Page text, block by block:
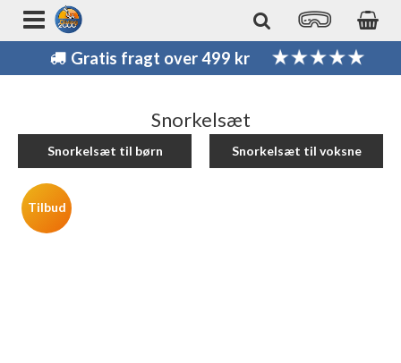
Gratis fragt over 499 kr
Snorkelsæt
Snorkelsæt til børn Snorkelsæt til voksne
Tilbud